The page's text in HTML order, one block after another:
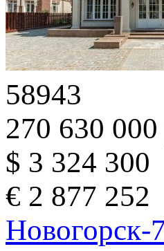
58943
270 630 000
$ 3 324 300
€ 2 877 252
Новогорск-